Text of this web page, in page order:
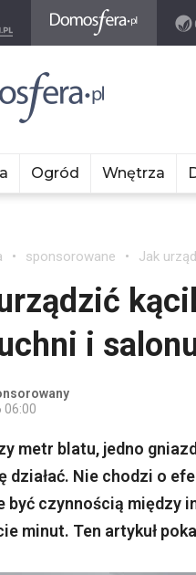
Ogród Wnętrza
sponsorowane Jak
i
06:00
metr blatu, jedno
działać. Nie chodzi o
być czynnością między
minut. Ten artykuł